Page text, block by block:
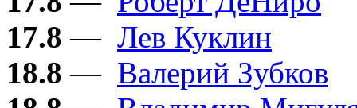
17.8 — Лев Куклин
18.8 — Валерий Зубков